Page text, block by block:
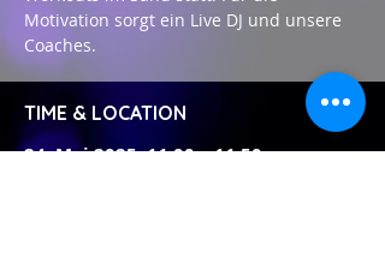
Motivation sorgt ein Live DJ und unsere
Coaches.
TIME & LOCATION
24. Mai 2025, 11:00 – 11:50